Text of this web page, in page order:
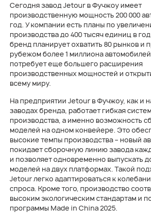
Сегодня завод Jetour в Фучжоу имеет
производственную мощность 200 000
год. У компании есть планы по
производства до 400 тысяч единиц в
бренд планирует охватить 80 рынков и
рубежом более 1 миллиона автомобилей
потребует еще большего расширения
производственных мощностей и
всему миру.
На предприятии Jetour в Фучжоу, как и
заводах бренда, работает гибкая
производства, а именно возможность
моделей на одном конвейере. Это
высокие темпы производства – новый
покидает сборочную линию завода
и позволяет одновременно выпускать
моделей на двух платформах. Такой
Jetour легко адаптироваться к
спроса. Кроме того, производство
высоким экологическим стандартам и
программы Made in China 2025.